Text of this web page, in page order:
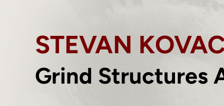
STEVAN
Grind Structures